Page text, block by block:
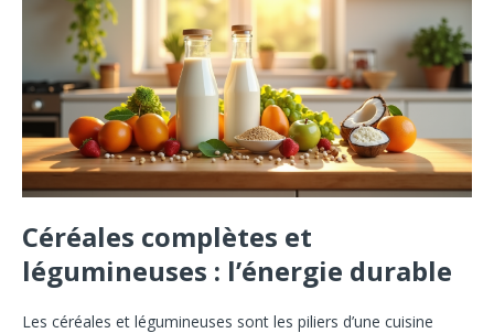
Céréales complètes et
légumineuses : l’énergie durable
Les céréales et légumineuses sont les piliers d’une cuisine